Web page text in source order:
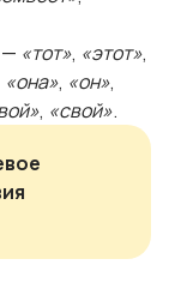
— «тот», «этот»,
«она», «он»,
, «свой».